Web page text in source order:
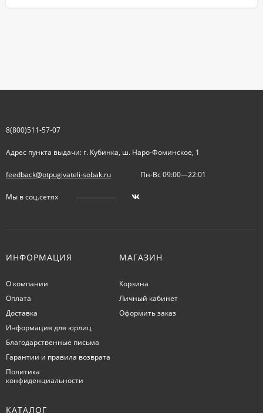
8(800)511-57-07
Адрес пункта выдачи: г. Кубинка, ш. Наро-Фоминское, 1
feedback@otpugivateli-sobak.ru Пн-Вс 09:00—22:01
Мы в соц.сетях
ИНФОРМАЦИЯ
О компании
Оплата
Доставка
Информация для юрлиц
Благодарственные письма
Гарантии и правила возврата
Политика
конфиденциальности
МАГАЗИН
Корзина
Личный кабинет
Оформить заказ
КАТАЛОГ